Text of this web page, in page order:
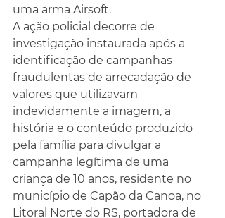
uma arma Airsoft.
A ação policial decorre de
investigação instaurada após a
identificação de campanhas
fraudulentas de arrecadação de
valores que utilizavam
indevidamente a imagem, a
história e o conteúdo produzido
pela família para divulgar a
campanha legítima de uma
criança de 10 anos, residente no
município de Capão da Canoa, no
Litoral Norte do RS, portadora de